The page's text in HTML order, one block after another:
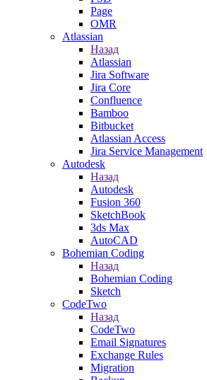
Page
OMR
Atlassian
Назад
Atlassian
Jira Software
Jira Core
Confluence
Bamboo
Bitbucket
Atlassian Access
Jira Service Management
Autodesk
Назад
Autodesk
Fusion 360
SketchBook
3ds Max
AutoCAD
Bohemian Coding
Назад
Bohemian Coding
Sketch
CodeTwo
Назад
CodeTwo
Email Signatures
Exchange Rules
Migration